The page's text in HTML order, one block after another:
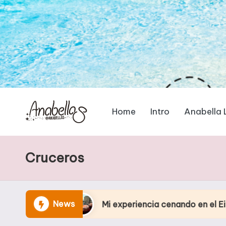
Home Intro Anabella
Cruceros
News
Mi experiencia cenando en el Eiffel Tower